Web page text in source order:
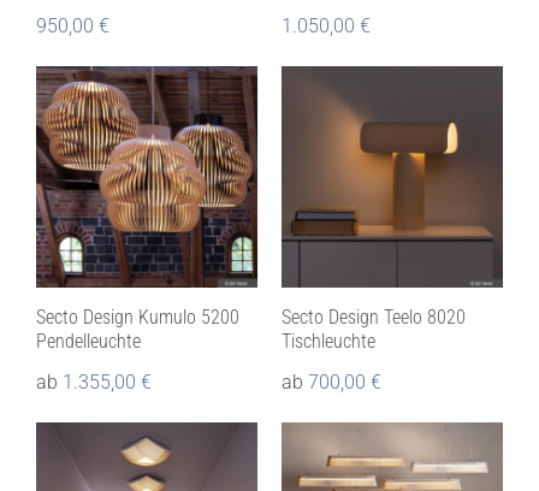
950,00 €
1.050,00 €
Secto Design Kumulo 5200
Pendelleuchte
ab 1.355,00 €
Secto Design Teelo 8020
Tischleuchte
ab 700,00 €